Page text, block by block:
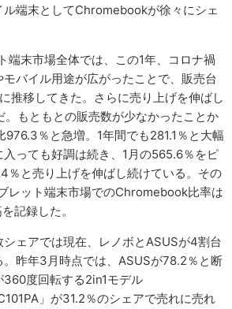
ル端末としてChromebookが徐々にシェ
端末市場全体では、この1年、コロナ禍
バイル用途が広がったことで、販売台
推移してきた。さらに売り上げを伸ばし
もともとの販売数が少なかったことか
976.3％と急増。1年間でも281.1％と大幅
っても好調は続き、1月の565.6％をピ
％と売り上げを伸ばし続けている。その
レット端末市場でのChromebook比率は
記録した。
シェアでは現在、レノボとASUSが4割台
昨年3月時点では、ASUSが78.2％と断
360度回転する2in1モデル
」が31.2％のシェアで売れに売れ